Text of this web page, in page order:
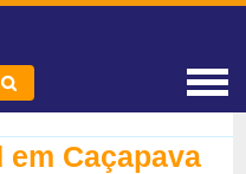
Caçapava